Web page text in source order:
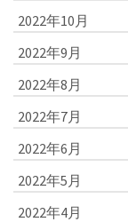
2022年10月
2022年9月
2022年8月
2022年7月
2022年6月
2022年5月
2022年4月